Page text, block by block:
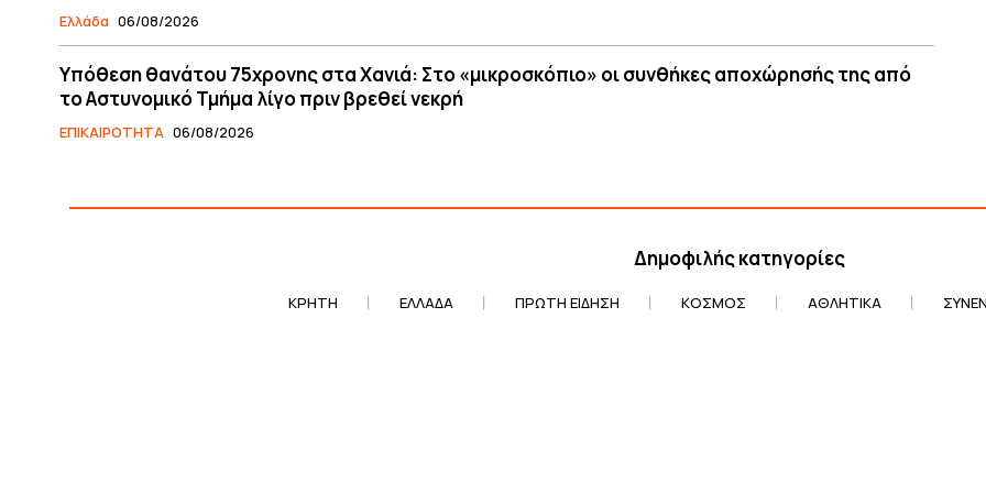
Ελλάδα 06/08/2026
Υπόθεση θανάτου 75χρονης στα Χανιά: Στο «μικροσκόπιο» οι συνθήκες αποχώρησής της από
το Αστυνομικό Τμήμα λίγο πριν βρεθεί νεκρή
ΕΠΙΚΑΙΡΟΤΗΤΑ 06/08/2026
Δημοφιλής κατηγορίες
ΚΡΗΤΗ ΕΛΛΆΔΑ ΠΡΏΤΗ ΕΊΔΗΣΗ ΚΌΣΜΟΣ ΑΘΛΗΤΙΚΆ